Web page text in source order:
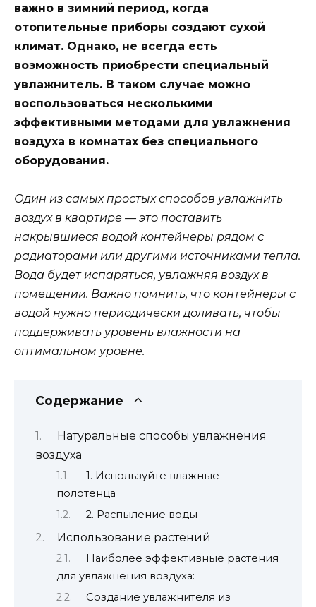
важно в зимний период, когда
отопительные приборы создают сухой
климат. Однако, не всегда есть
возможность приобрести специальный
увлажнитель. В таком случае можно
воспользоваться несколькими
эффективными методами для увлажнения
воздуха в комнатах без специального
оборудования.
Один из самых простых способов увлажнить
воздух в квартире — это поставить
накрывшиеся водой контейнеры рядом с
радиаторами или другими источниками тепла.
Вода будет испаряться, увлажняя воздух в
помещении. Важно помнить, что контейнеры с
водой нужно периодически доливать, чтобы
поддерживать уровень влажности на
оптимальном уровне.
Содержание
Натуральные способы увлажнения
воздуха
1. Используйте влажные
полотенца
2. Распыление воды
Использование растений
Наиболее эффективные растения
для увлажнения воздуха:
Создание увлажнителя из